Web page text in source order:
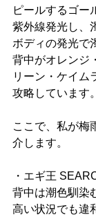
ピールするゴー
紫外線発光し、
ボディの発光で
背中がオレンジ
リーン・ケイム
攻略しています。
ここで、私が梅
介します。
・エギ王
背中は潮色馴染
高い状況でも違